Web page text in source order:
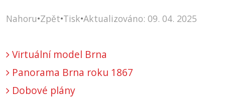
Nahoru•Zpět•Tisk•Aktualizováno: 09. 04. 2025
Virtuální model Brna
Panorama Brna roku 1867
Dobové plány